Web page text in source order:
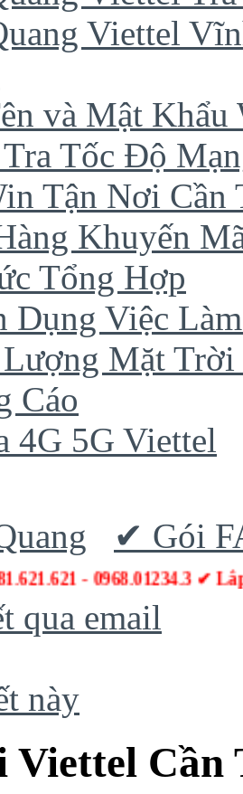
Viettel
và Mật Khẩu
Tốc Độ
Tận Nơi Cần
Khuyến
Tổng Hợp
Dụng Việc
Mặt
Cáo
4G 5G Viettel
✔ Gói
- 0968.01234.3 ✔
qua email
này
Cần